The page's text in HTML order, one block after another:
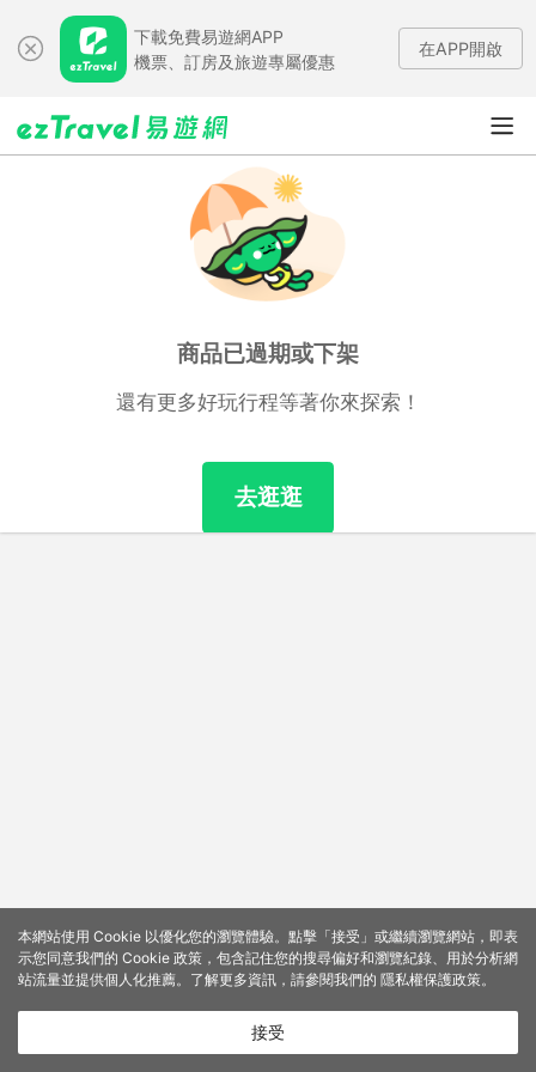
下載免費易遊網APP
機票、訂房及旅遊專屬優惠
在APP開啟
商品已過期或下架
還有更多好玩行程等著你來探索！
去逛逛
本網站使用 Cookie 以優化您的瀏覽體驗。點擊「接受」或繼續瀏覽網站，即表
示您同意我們的 Cookie 政策，包含記住您的搜尋偏好和瀏覽紀錄、用於分析網
站流量並提供個人化推薦。了解更多資訊，請參閱我們的 隱私權保護政策。
接受